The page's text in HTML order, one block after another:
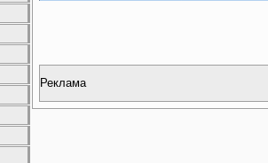
Реклама